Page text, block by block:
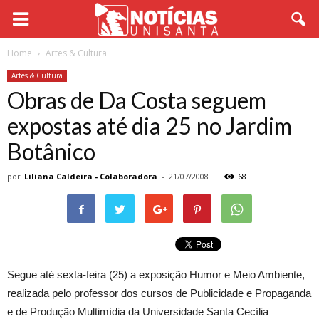
Home Artes & Cultura
Artes & Cultura
Obras de Da Costa seguem
expostas até dia 25 no Jardim
Botânico
por Liliana Caldeira - Colaboradora - 21/07/2008 68
Segue até sexta-feira (25) a exposição Humor e Meio Ambiente,
realizada pelo professor dos cursos de Publicidade e Propaganda
e de Produção Multimídia da Universidade Santa Cecília